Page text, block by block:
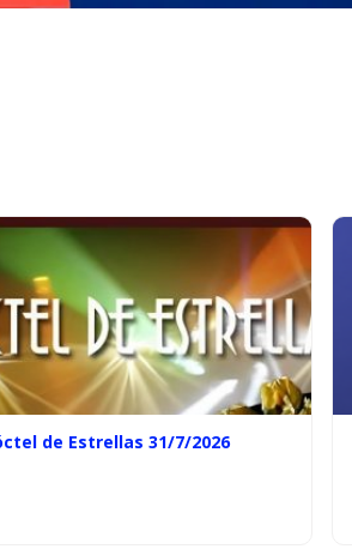
de Estrellas 31/7/2026